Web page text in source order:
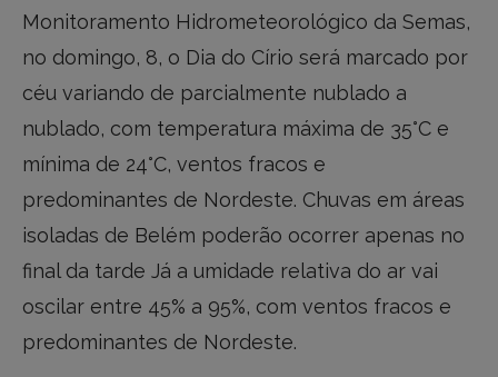
Monitoramento Hidrometeorológico da Semas,
no domingo, 8, o Dia do Círio será marcado por
céu variando de parcialmente nublado a
nublado, com temperatura máxima de 35°C e
mínima de 24°C, ventos fracos e
predominantes de Nordeste. Chuvas em áreas
isoladas de Belém poderão ocorrer apenas no
final da tarde Já a umidade relativa do ar vai
oscilar entre 45% a 95%, com ventos fracos e
predominantes de Nordeste.